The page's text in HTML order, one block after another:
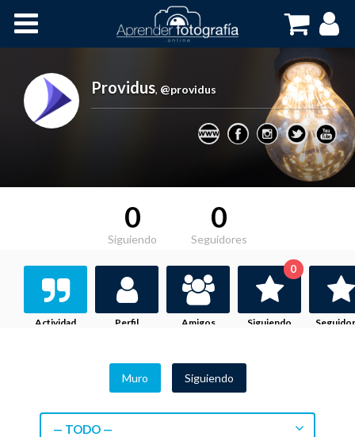
Cursos OnLine
Providus, @providus
0
Siguiendo
0
Seguidores
Actividad Perfil Amigos Siguiendo
0
Muro Siguiendo
— TODO —